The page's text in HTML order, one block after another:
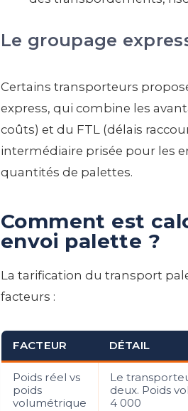
Le groupage
Certains transporteurs
express, qui combine les
coûts) et du FTL (délais
intermédiaire prisée pour les
quantités de palettes.
Comment est
envoi palette ?
La tarification du transport
facteurs :
FACTEUR DÉTAIL
Poids réel vs
poids
volumétrique
Le
deux. Poids
4 000